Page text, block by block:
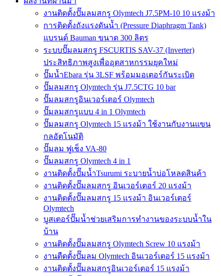
งานติดตั้งปั๊มลมสกรู Olymtech J7.5PM-10 10 แรงม้า
การติดตั้งถังแรงดันน้ำ (Pressure Diaphragm Tank)
แบรนด์ Bauman ขนาด 300 ลิตร
ระบบปั๊มลมสกรู FSCURTIS SAV-37 (Inverter)
ประสิทธิภาพสูงเพื่ออุตสาหกรรมยุคใหม่
ปั๊มน้ำEbara รุ่น 3LSF พร้อมมอเตอร์กันระเบิด
ปั๊มลมสกรู Olymtech รุ่น J7.5CTG 10 bar
ปั๊มลมสกรูอินเวอร์เตอร์ Olymtech
ปั๊มลมสกรูแบบ 4 in 1 Olymtech
ปั๊มลมสกรู Olymtech 15 แรงม้า ใช้งานกับงานแขน
กลอัตโนมัติ
ปั๊มลม ฟูเช็ง VA-80
ปั๊มลมสกรู Olymtech 4 in 1
งานติดตั้งปั๊มน้ำTsurumi ระบายน้ำบ่อโหลดสินค้า
งานติดตั้งปั๊มลมสกรู อินเวอร์เตอร์ 20 แรงม้า
งานติดตั้งปั๊มลมสกรู 15 แรงม้า อินเวอร์เตอร์
Olymtech
บูสเตอร์ปั๊มน้ำช่วยเสริมการทำงานของระบบน้ำใน
บ้าน
งานติดตั้งปั๊มลมสกรู Olymtech Screw 10 แรงม้า
งานตืดตั้งปั๊มลม Olymtech อินเวอร์เตอร์ 15 แรงม้า
งานติดตั้งปั๊มลมสกรูอินเวอร์เตอร์ 15 แรงม้า